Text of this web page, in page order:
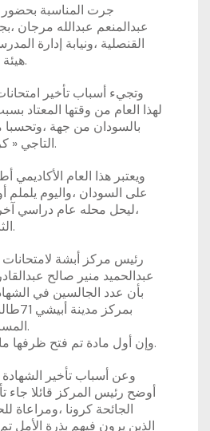
جرت المناسبة بحضور
عبدالمنعم عبدالله مرجان
القنصلية ،ونيابة إدارة
هيئة التدريس بالمؤسسة.
وتجيء أسباب تأخير
لهذا العام من وقتها المعتاد
بالسودان من جهة
التاجي « كرونا »من جهة أخرى.
ويعتبر هذا العام
على السودان ،واليوم يلملم
،ليحل محله عام دراسي آخر
الثانوية ،وإعلان نتائجها.
رئيس مركز أبشة لامتحانات
عبدالحميد منير صالح
بأن عدد الجالسين في
بمركز
المساقين العلمي والأدبي.
وإن أول مادة تم فتح ظرفها مادة التربية الإسلامية.
وعن أسباب تأخير الشهادة
أوضح رئيس المركز قائلا جاء
الجائحة كرونا ،ومراعاة
الذين يرون فيهم بذرة الأمل